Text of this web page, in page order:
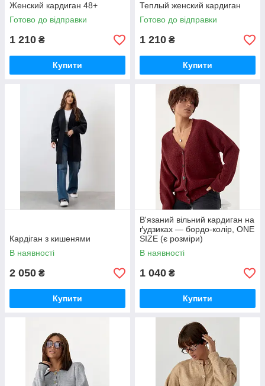
Женский кардиган 48+
Готово до відправки
1 210 ₴
Купити
Теплый женский кардиган
Готово до відправки
1 210 ₴
Купити
Кардіган з кишенями
В наявності
2 050 ₴
Купити
В'язаний вільний кардиган на
ґудзиках — бордо-колір, ONE
SIZE (є розміри)
В наявності
1 040 ₴
Купити